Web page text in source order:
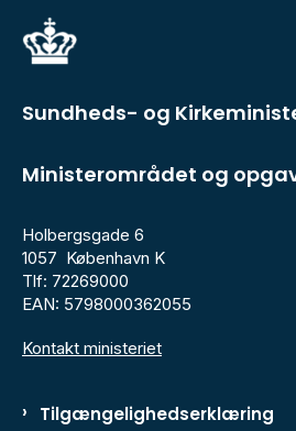
Sundheds- og
Ministerområdet og
Holbergsgade 6
1057 København K
Tlf: 72269000
EAN: 5798000362055
Kontakt ministeriet
Tilgængelighedserklæring